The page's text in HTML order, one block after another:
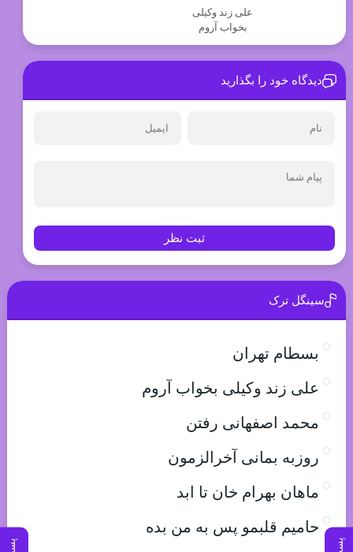
علی زند وکیلی
بخواب آروم
دیدگاه خود را بگذارید
ثبت نظر
سینگل ترک
بسطام تهران
علی زند وکیلی بخواب آروم
محمد اصفهانی رفتن
روزبه بمانی آخرالزمون
ماهان بهرام خان تا ابد
حامیم قلبمو پس به من بده